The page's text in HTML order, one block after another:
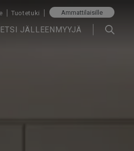
Tuotetuki Ammattilaisille
ETSI JÄLLEENMYYJÄ